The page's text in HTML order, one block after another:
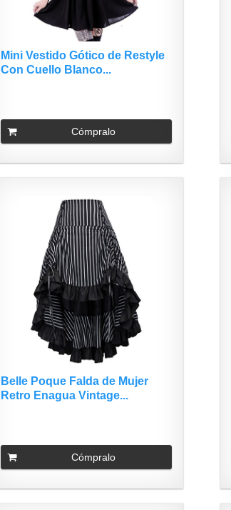
Mini Vestido Gótico de Restyle
Con Cuello Blanco...
Cómpralo
Belle Poque Falda de Mujer
Retro Enagua Vintage...
Cómpralo